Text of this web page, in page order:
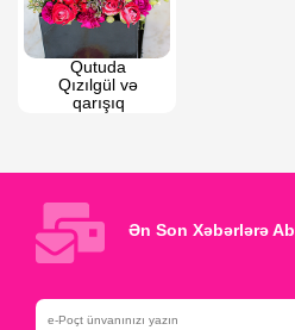
Qutuda
Qızılgül və
qarışıq
Ən Son Xəbərlərə